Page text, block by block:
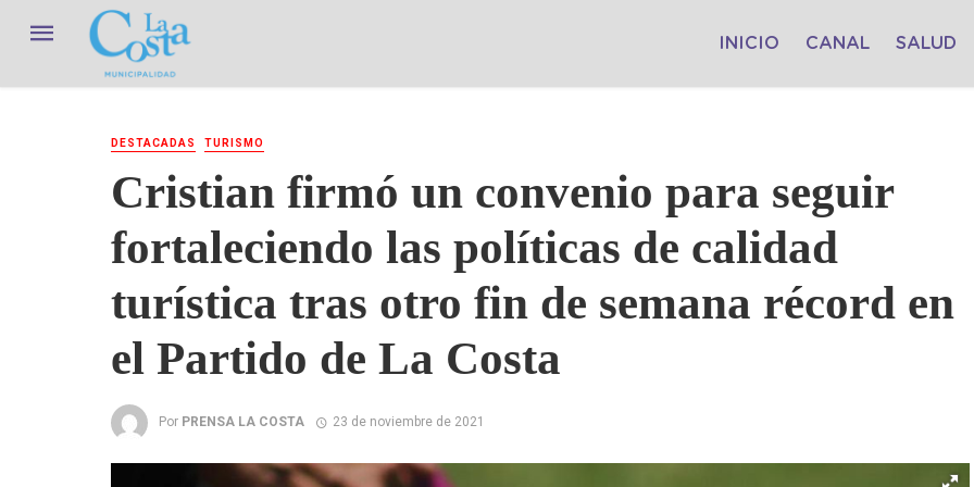
INICIO CANAL SALUD
DESTACADAS TURISMO
Cristian firmó un convenio para seguir
fortaleciendo las políticas de calidad
turística tras otro fin de semana récord en
el Partido de La Costa
Por PRENSA LA COSTA 23 de noviembre de 2021